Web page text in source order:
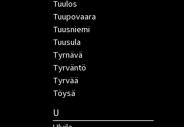
Tuulos
Tuupovaara
Tuusniemi
Tuusula
Tyrnävä
Tyrväntö
Tyrvää
Töysä
U